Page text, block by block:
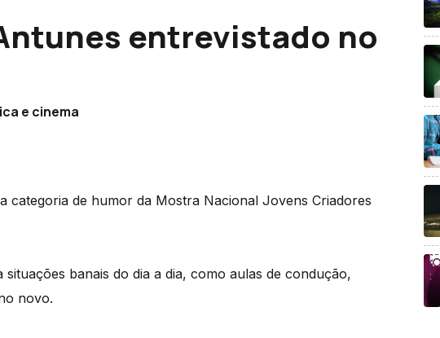
entrevistado no
e cinema
categoria de humor da Mostra Nacional Jovens Criadores
banais do dia a dia, como aulas de condução,
novo.